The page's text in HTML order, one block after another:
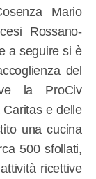
Mario
Rossano-
a seguire si è
del
la ProCiv
e delle
una cucina
500 sfollati,
ricettive